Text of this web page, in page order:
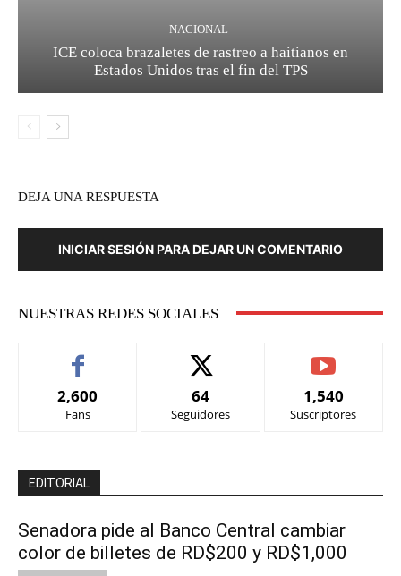
NACIONAL
ICE coloca brazaletes de rastreo a haitianos en
Estados Unidos tras el fin del TPS
DEJA UNA RESPUESTA
INICIAR SESIÓN PARA DEJAR UN COMENTARIO
NUESTRAS REDES SOCIALES
2,600
Fans
64
Seguidores
1,540
Suscriptores
EDITORIAL
Senadora pide al Banco Central cambiar
color de billetes de RD$200 y RD$1,000